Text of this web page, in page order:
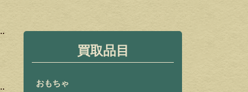
買取品目
おもちゃ